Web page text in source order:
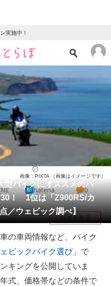
実施中！
ニュース
クイズ
地域
教育・育児
リサーチ
型バイクにオススメのバ
！ 1位は「Z900RS/カ
／ウェビック調べ】
画像：PIXTA （画像はイメージです）
hatena 0
目次を表示
の車両情報など、バイク
ビックバイク選び」で
キングを公開していま
式、価格帯などの条件で